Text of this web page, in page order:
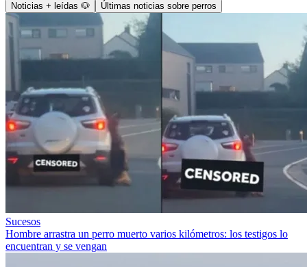
Noticias + leídas 🐶 Últimas noticias sobre perros
Sucesos
Hombre arrastra un perro muerto varios kilómetros: los testigos lo
encuentran y se vengan